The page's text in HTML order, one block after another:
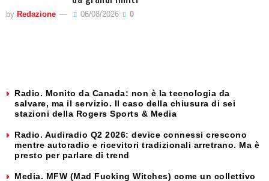
by Redazione 06/08/2026 0
Radio. Monito da Canada: non è la tecnologia da
salvare, ma il servizio. Il caso della chiusura di sei
stazioni della Rogers Sports & Media
Radio. Audiradio Q2 2026: device connessi crescono
mentre autoradio e ricevitori tradizionali arretrano. Ma è
presto per parlare di trend
Media. MFW (Mad Fucking Witches) come un collettivo